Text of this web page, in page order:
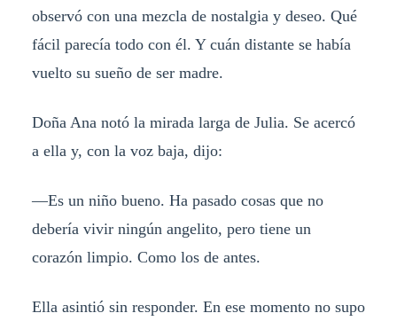
observó con una mezcla de nostalgia y deseo. Qué
fácil parecía todo con él. Y cuán distante se había
vuelto su sueño de ser madre.
Doña Ana notó la mirada larga de Julia. Se acercó
a ella y, con la voz baja, dijo:
—Es un niño bueno. Ha pasado cosas que no
debería vivir ningún angelito, pero tiene un
corazón limpio. Como los de antes.
Ella asintió sin responder. En ese momento no supo